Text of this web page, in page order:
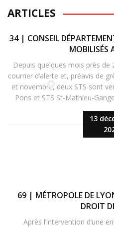
ARTICLES
13
34 | CONSEIL
MOBILISÉS
Depuis quelques mois près
courrier d’alerte et, préavis de
et novembre, deux STS sont
Pons et STS St-Mathieu-
69 | MÉTROPOLE DE
DROIT
Après l’intervention d’une